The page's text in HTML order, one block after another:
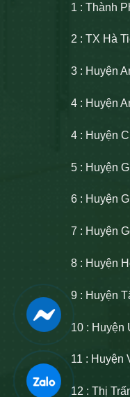
1 : Thành
2 : TX Hà
3 : Huyện
4 : Huyện
4 : Huyện
5 : Huyện
6 : Huyện
7 : Huyện
8 : Huyện
9 : Huyện
10 : Huyện
11 : Huyện
12 : Thị